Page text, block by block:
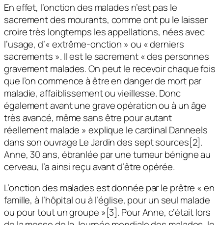
En effet, l’onction des malades n’est pas le
sacrement des mourants, comme ont pu le laisser
croire très longtemps les appellations, nées avec
l’usage, d’« extrême-onction » ou « derniers
sacrements ». Il est le sacrement « des personnes
gravement malades. On peut le recevoir chaque fois
que l’on commence à être en danger de mort par
maladie, affaiblissement ou vieillesse. Donc
également avant une grave opération ou à un âge
très avancé, même sans être pour autant
réellement malade » explique le cardinal Danneels
dans son ouvrage Le Jardin des sept sources[2].
Anne, 30 ans, ébranlée par une tumeur bénigne au
cerveau, l’a ainsi reçu avant d’être opérée.
L’onction des malades est donnée par le prêtre « en
famille, à l’hôpital ou à l’église, pour un seul malade
ou pour tout un groupe »[3]. Pour Anne, c’était lors